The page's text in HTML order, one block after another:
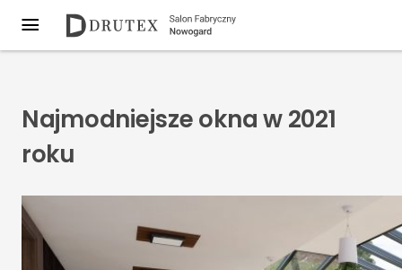
Najmodniejsze okna w 2021
roku